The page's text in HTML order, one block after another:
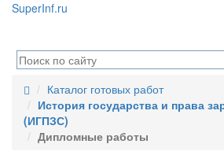
SuperInf.ru
Каталог готовых работ
История государства и права
(ИГПЗС)
Дипломные работы